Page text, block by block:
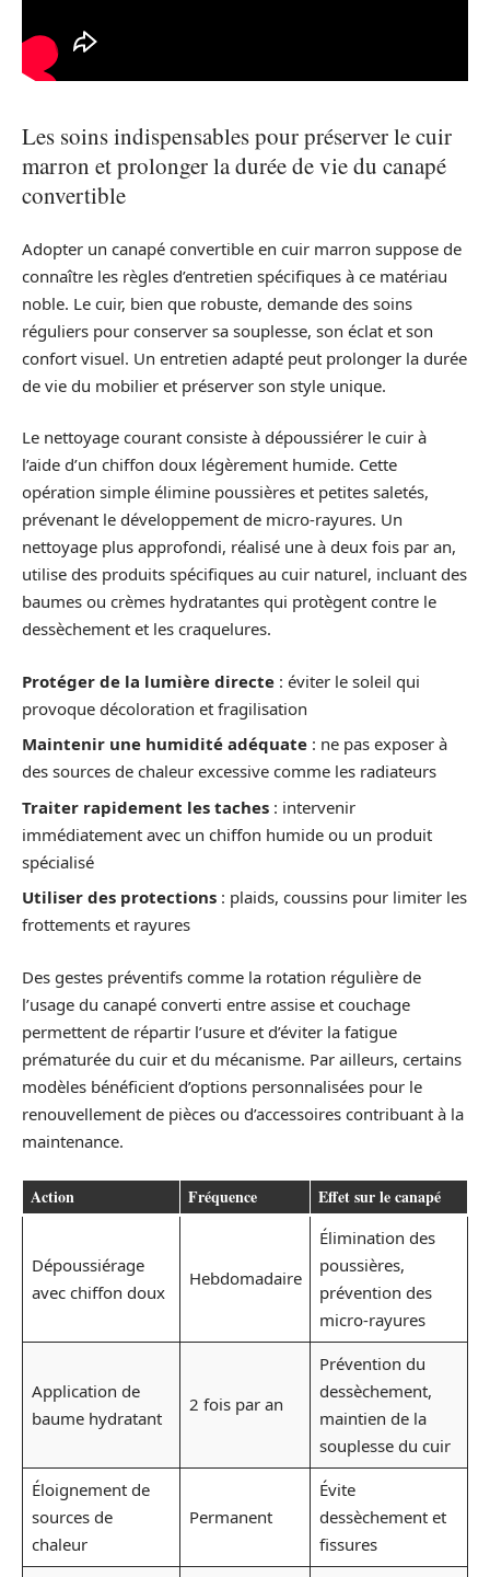
Les soins indispensables pour préserver le cuir
marron et prolonger la durée de vie du canapé
convertible
Adopter un canapé convertible en cuir marron suppose de
connaître les règles d’entretien spécifiques à ce matériau
noble. Le cuir, bien que robuste, demande des soins
réguliers pour conserver sa souplesse, son éclat et son
confort visuel. Un entretien adapté peut prolonger la durée
de vie du mobilier et préserver son style unique.
Le nettoyage courant consiste à dépoussiérer le cuir à
l’aide d’un chiffon doux légèrement humide. Cette
opération simple élimine poussières et petites saletés,
prévenant le développement de micro-rayures. Un
nettoyage plus approfondi, réalisé une à deux fois par an,
utilise des produits spécifiques au cuir naturel, incluant des
baumes ou crèmes hydratantes qui protègent contre le
dessèchement et les craquelures.
Protéger de la lumière directe : éviter le soleil qui
provoque décoloration et fragilisation
Maintenir une humidité adéquate : ne pas exposer à
des sources de chaleur excessive comme les radiateurs
Traiter rapidement les taches : intervenir
immédiatement avec un chiffon humide ou un produit
spécialisé
Utiliser des protections : plaids, coussins pour limiter les
frottements et rayures
Des gestes préventifs comme la rotation régulière de
l’usage du canapé converti entre assise et couchage
permettent de répartir l’usure et d’éviter la fatigue
prématurée du cuir et du mécanisme. Par ailleurs, certains
modèles bénéficient d’options personnalisées pour le
renouvellement de pièces ou d’accessoires contribuant à la
maintenance.
Action Fréquence Effet sur le canapé
Dépoussiérage
avec chiffon doux
Hebdomadaire
Élimination des
poussières,
prévention des
micro-rayures
Application de
baume hydratant
2 fois par an
Prévention du
dessèchement,
maintien de la
souplesse du cuir
Éloignement de
sources de
chaleur
Permanent
Évite
dessèchement et
fissures